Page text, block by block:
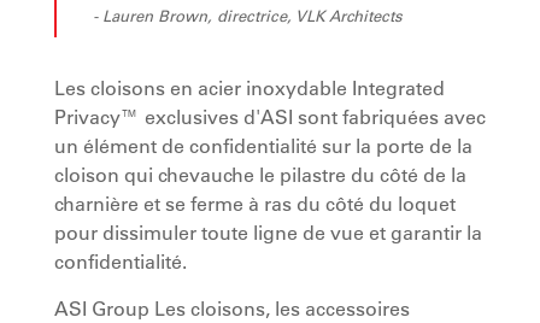
- Lauren Brown, directrice, VLK Architects
Les cloisons en acier inoxydable Integrated
Privacy™ exclusives d'ASI sont fabriquées avec
un élément de confidentialité sur la porte de la
cloison qui chevauche le pilastre du côté de la
charnière et se ferme à ras du côté du loquet
pour dissimuler toute ligne de vue et garantir la
confidentialité.
ASI Group Les cloisons, les accessoires